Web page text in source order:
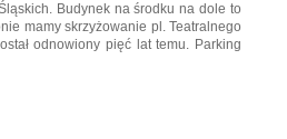
Budynek na środku na dole to
mamy skrzyżowanie pl. Teatralnego
odnowiony pięć lat temu. Parking